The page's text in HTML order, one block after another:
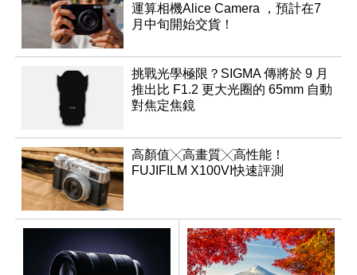
運算相機Alice Camera ，預計在7
月中旬開始交貨！
挑戰光學極限？SIGMA 傳將於 9 月
推出比 F1.2 更大光圈的 65mm 自動
對焦定焦鏡
高顏值╳高畫質╳高性能！
FUJIFILM X100VI快速評測